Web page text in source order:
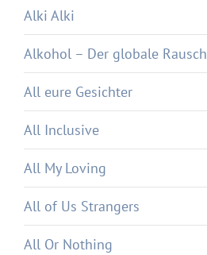
Alki Alki
Alkohol – Der globale Rausch
All eure Gesichter
All Inclusive
All My Loving
All of Us Strangers
All Or Nothing